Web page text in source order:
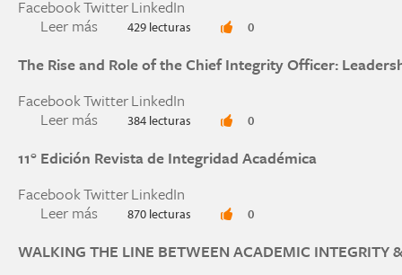
FacebookTwitterLinkedIn
Leer más sobre Artificial intelligence is getting better at
429 lecturas 0
The Rise and Role of the Chief Integrity Officer:
FacebookTwitterLinkedIn
Leer más sobre The Rise and Role of the Chief Integrity
384 lecturas 0
11° Edición Revista de Integridad Académica
FacebookTwitterLinkedIn
Leer más sobre 11° Edición Revista de Integridad
870 lecturas 0
WALKING THE LINE BETWEEN ACADEMIC INTEGRITY